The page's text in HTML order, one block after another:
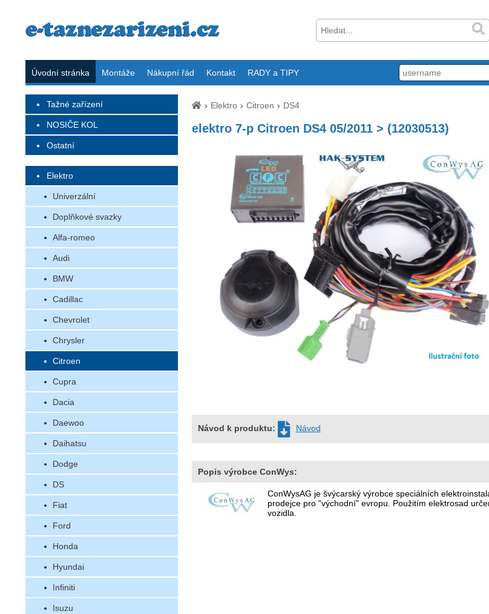
Úvodní stránka Montáže Nákupní řád Kontakt RADY a TIPY
Tažné zařízení
NOSIČE KOL
Ostatní
Elektro
Univerzální
Doplňkové svazky
Alfa-romeo
Audi
BMW
Cadillac
Chevrolet
Chrysler
Citroen
Cupra
Dacia
Daewoo
Daihatsu
Dodge
DS
Fiat
Ford
Honda
Hyundai
Infiniti
Isuzu
Elektro Citroen DS4
elektro 7-p Citroen DS4 05/2011 > (12030513)
Návod k produktu: Návod
Popis výrobce ConWys:
ConWysAG je švýcarský výrobce speciálních
prodejce pro "východní" evropu. Použitím elektrosad
vozidla.